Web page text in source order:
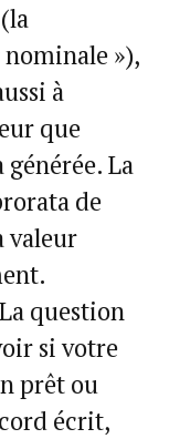
»),
à
que
La
de
valeur
La question
si votre
prêt ou
écrit,